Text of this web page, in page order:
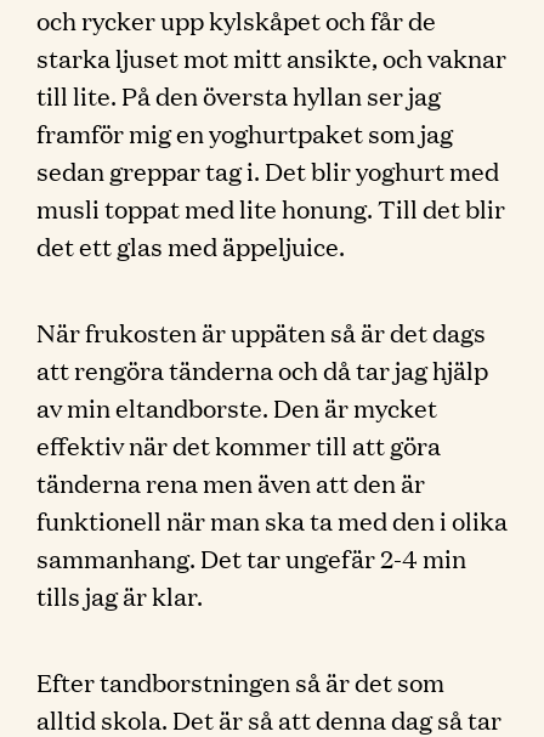
och rycker upp kylskåpet och får de
starka ljuset mot mitt ansikte, och vaknar
till lite. På den översta hyllan ser jag
framför mig en yoghurtpaket som jag
sedan greppar tag i. Det blir yoghurt med
musli toppat med lite honung. Till det blir
det ett glas med äppeljuice.
När frukosten är uppäten så är det dags
att rengöra tänderna och då tar jag hjälp
av min eltandborste. Den är mycket
effektiv när det kommer till att göra
tänderna rena men även att den är
funktionell när man ska ta med den i olika
sammanhang. Det tar ungefär 2-4 min
tills jag är klar.
Efter tandborstningen så är det som
alltid skola. Det är så att denna dag så tar